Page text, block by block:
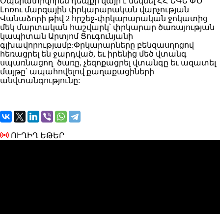
Լոռու մարզային փրկարարական վարչության
Վանաձորի թիվ 2 հրշեջ-փրկարարական ջոկատից
մեկ մարտական հաշվարկ՝ փրկարար ծառայության
կապիտան Արտյոմ Ցուգունյանի
գլխավորությամբ:Փրկարարները բենզասղոցով
հեռացրել են ջարդված, եւ իրենից մեծ վտանգ
սպառնացող ծառը, չեզոքացրել վտանգը եւ ազատել
մայթը՝ ապահովելով քաղաքացիների
անվտանգությունը:
ՈՒՂԻՂ ԵԹԵՐ